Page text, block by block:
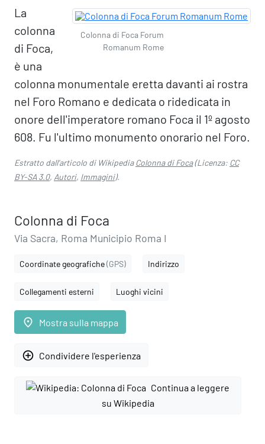
Colonna di Foca Forum
Romanum Rome
La
colonna
di Foca,
è una
colonna monumentale eretta davanti ai rostra
nel Foro Romano e dedicata o ridedicata in
onore dell'imperatore romano Foca il 1º agosto
608. Fu l'ultimo monumento onorario nel Foro.
Estratto dall'articolo di WikipediaColonna di Foca(Licenza: CC
BY-SA 3.0, Autori, Immagini).
Colonna di Foca
Via Sacra, Roma Municipio Roma I
Coordinate geografiche(GPS) Indirizzo
Collegamenti esterni Luoghi vicini
place Mostra sulla mappa
add_circle_outline Condividere l'esperienza
Continua a leggere
su Wikipedia